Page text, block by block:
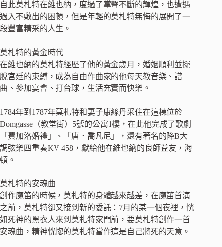
自此莫札特在維也納，度過了掌聲不斷的輝煌，也遭遇
過入不敷出的困頓，但是年輕的莫札特無悔的展開了一
段豐富精采的人生。
莫札特的黃金時代
在維也納的莫札特經歷了他的黃金歲月，婚姻順利並擺
脫宮廷的束縛，成為自由作曲家的他每天教音樂、譜
曲、參加宴會、打台球，生活充實而快樂。
1784年到1787年莫札特和妻子康絲丹采住在這棟位於
Domgasse（教堂街）5號的公寓1樓，在此他完成了歌劇
「費加洛婚禮」、「唐．喬凡尼」，還有著名的降B大
調弦樂四重奏KV 458，獻給他在維也納的良師益友，海
頓。
莫札特的安魂曲
創作魔笛的時候，莫札特的身體越來越差，在魔笛首演
之前，莫札特卻又接到新的委託：7月的某一個夜裡，恍
如死神的黑衣人來到莫札特家門前，要莫札特創作一首
安魂曲，精神恍惚的莫札特當作這是自己將死的天意。